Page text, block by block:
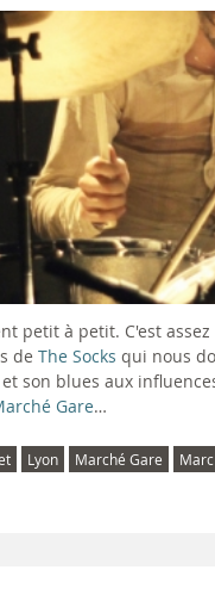
petit à petit. C'est
de The Socks qui nous
et son blues aux
Gare…
Lyon Marché Gare